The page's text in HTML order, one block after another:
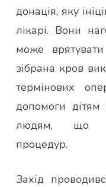
донація, яку
лікарі. Вони
може
зібрана кров
термінових
допомоги
людям, що
процедур.
Захід